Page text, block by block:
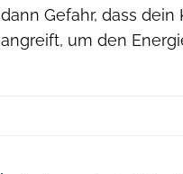
dann Gefahr, dass
angreift, um den